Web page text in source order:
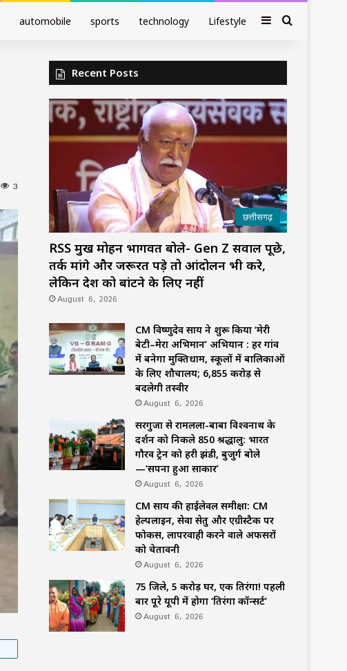
automobile sports technology Lifestyle SidebarSearch
3
Recent Posts
छत्तीसगढ़
RSS प्रमुख मोहन भागवत बोले- Gen Z सवाल पूछे,
तर्क मांगे और जरूरत पड़े तो आंदोलन भी करे,
लेकिन देश को बांटने के लिए नहीं
August 6, 2026
CM विष्णुदेव साय ने शुरू किया ‘मेरी
बेटी–मेरा अभिमान’ अभियान : हर गांव
में बनेगा मुक्तिधाम, स्कूलों में बालिकाओं
के लिए शौचालय; 6,855 करोड़ से
बदलेगी तस्वीर
August 6, 2026
सरगुजा से रामलला-बाबा विश्वनाथ के
दर्शन को निकले 850 श्रद्धालु: भारत
गौरव ट्रेन को हरी झंडी, बुजुर्ग बोले
—‘सपना हुआ साकार’
August 6, 2026
CM साय की हाईलेवल समीक्षा: CM
हेल्पलाइन, सेवा सेतु और एग्रीस्टैक पर
फोकस, लापरवाही करने वाले अफसरों
को चेतावनी
August 6, 2026
75 जिले, 5 करोड़ घर, एक तिरंगा! पहली
बार पूरे यूपी में होगा ‘तिरंगा कॉन्सर्ट’
August 6, 2026